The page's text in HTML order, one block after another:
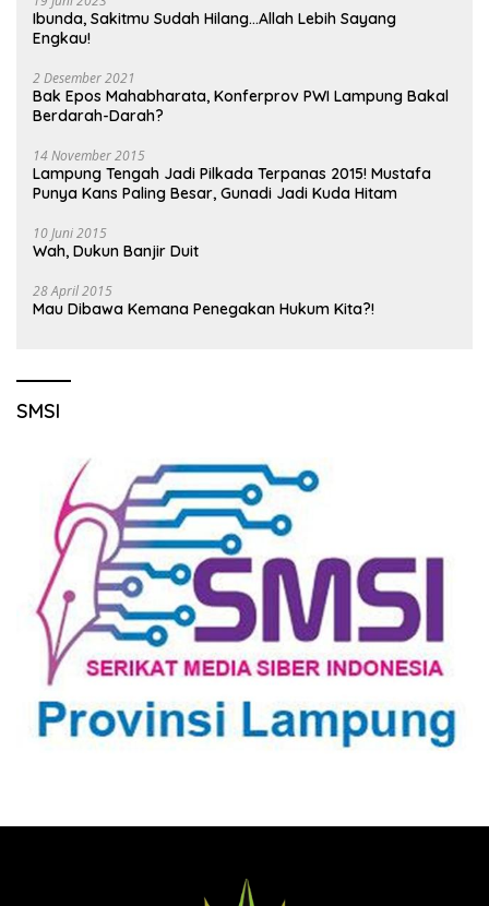
Ibunda, Sakitmu Sudah Hilang…Allah Lebih Sayang
Engkau!
2 Desember 2021
Bak Epos Mahabharata, Konferprov PWI Lampung Bakal
Berdarah-Darah?
14 November 2015
Lampung Tengah Jadi Pilkada Terpanas 2015! Mustafa
Punya Kans Paling Besar, Gunadi Jadi Kuda Hitam
10 Juni 2015
Wah, Dukun Banjir Duit
28 April 2015
Mau Dibawa Kemana Penegakan Hukum Kita?!
SMSI